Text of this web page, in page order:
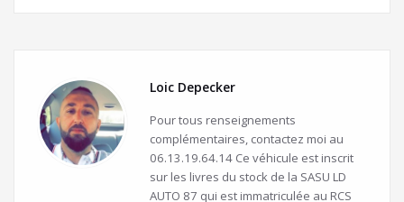
Loic Depecker
Pour tous renseignements
complémentaires, contactez moi au
06.13.19.64.14 Ce véhicule est inscrit
sur les livres du stock de la SASU LD
AUTO 87 qui est immatriculée au RCS